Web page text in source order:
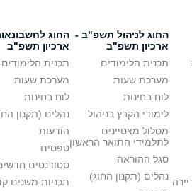
החוג לניהול תשפ"ב -
ארכיון תשפ"ב
תכנית הלימודים
מערכת שעות
לוח בחינות
לימודי הקבץ בניהול
מסלול מצטיינים
לתלמידי התואר הראשון
סגל ההוראה
נהלים (תקנון החוג)
החוג
ארכיון תשפ"ב
תכנית הלימודים
מערכת שעות
לוח בחינות
נהלים (תקנון
הודעות
טפסים
סטודנטים
תכניות משנים